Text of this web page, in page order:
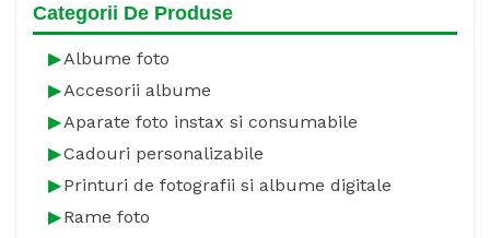
Categorii De Produse
Albume foto
Accesorii albume
Aparate foto instax si consumabile
Cadouri personalizabile
Printuri de fotografii si albume digitale
Rame foto